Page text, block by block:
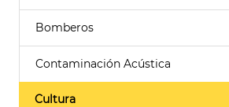
Bomberos
Contaminación Acústica
Cultura